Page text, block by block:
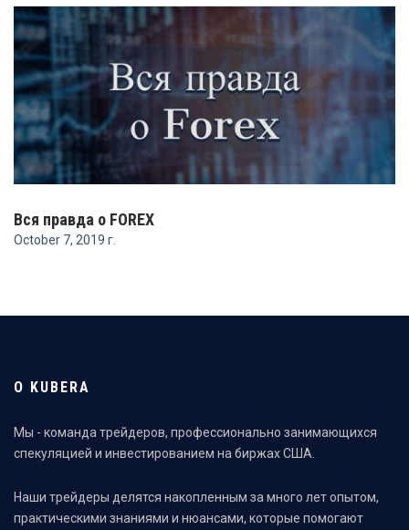
Вся правда о FOREX
October 7, 2019 г.
О KUBERA
Мы - команда трейдеров, профессионально занимающихся
спекуляцией и инвестированием на биржах США.
Наши трейдеры делятся накопленным за много лет опытом,
практическими знаниями и нюансами, которые помогают